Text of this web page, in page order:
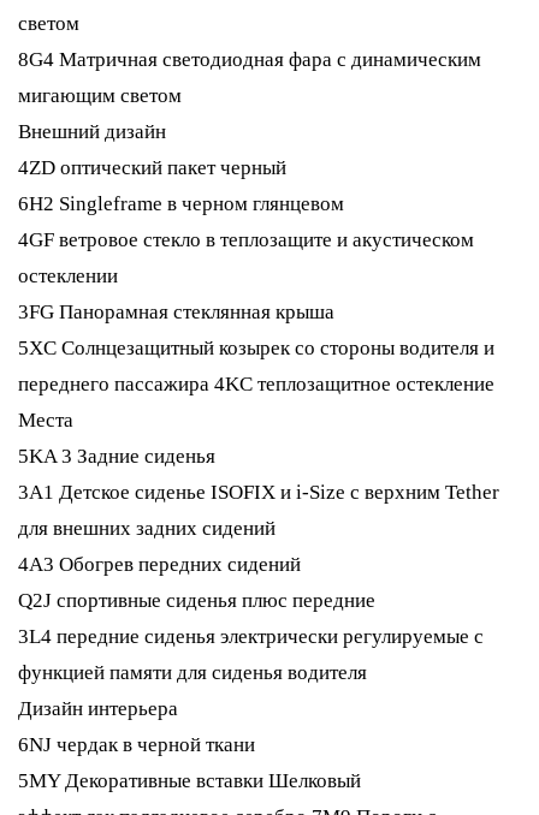
светом
8G4 Матричная светодиодная фара с динамическим
мигающим светом
Внешний дизайн
4ZD оптический пакет черный
6H2 Singleframe в черном глянцевом
4GF ветровое стекло в теплозащите и акустическом
остеклении
3FG Панорамная стеклянная крыша
5XC Солнцезащитный козырек со стороны водителя и
переднего пассажира 4KC теплозащитное остекление
Места
5KA 3 Задние сиденья
3A1 Детское сиденье ISOFIX и i-Size с верхним Tether
для внешних задних сидений
4A3 Обогрев передних сидений
Q2J спортивные сиденья плюс передние
3L4 передние сиденья электрически регулируемые с
функцией памяти для сиденья водителя
Дизайн интерьера
6NJ чердак в черной ткани
5MY Декоративные вставки Шелковый